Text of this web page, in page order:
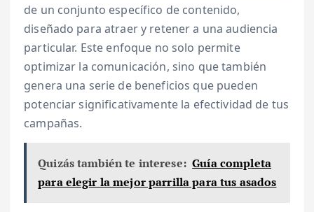
de un conjunto específico de contenido,
diseñado para atraer y retener a una audiencia
particular. Este enfoque no solo permite
optimizar la comunicación, sino que también
genera una serie de beneficios que pueden
potenciar significativamente la efectividad de tus
campañas.
Quizás también te interese: Guía completa
para elegir la mejor parrilla para tus asados